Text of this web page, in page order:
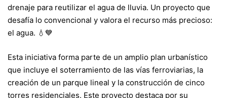
drenaje para reutilizar el agua de lluvia. Un proyecto que
desafía lo convencional y valora el recurso más precioso:
el agua. 💧💙
Esta iniciativa forma parte de un amplio plan urbanístico
que incluye el soterramiento de las vías ferroviarias, la
creación de un parque lineal y la construcción de cinco
torres residenciales. Este proyecto destaca por su